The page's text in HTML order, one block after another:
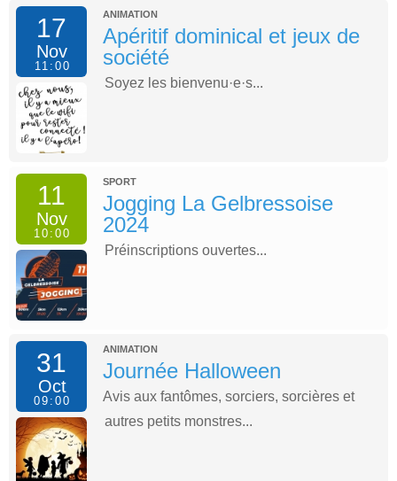
17
Nov
11:00
ANIMATION
Apéritif dominical et jeux de
société
Soyez les bienvenu·e·s...
11
Nov
10:00
SPORT
Jogging La Gelbressoise
2024
Préinscriptions ouvertes...
31
Oct
09:00
ANIMATION
Journée Halloween
Avis aux fantômes, sorciers, sorcières et
autres petits monstres...